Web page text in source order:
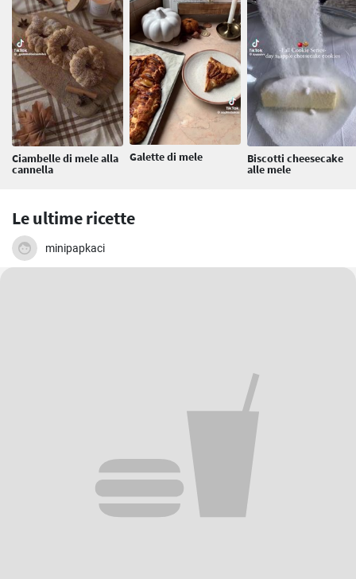
Ciambelle di mele alla
cannella
Galette di mele Biscotti cheesecake
alle mele
Le ultime ricette
minipapkaci